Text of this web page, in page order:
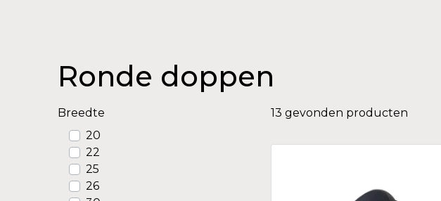
Ronde doppen
Breedte
20
22
25
26
13 gevonden producten